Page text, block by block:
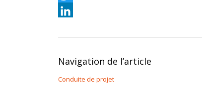
Twitter
Navigation de l’article
Conduite de projet